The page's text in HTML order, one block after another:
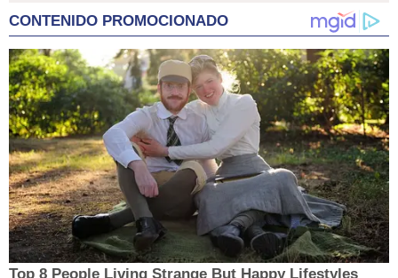
CONTENIDO PROMOCIONADO
Top 8 People Living Strange But Happy Lifestyles